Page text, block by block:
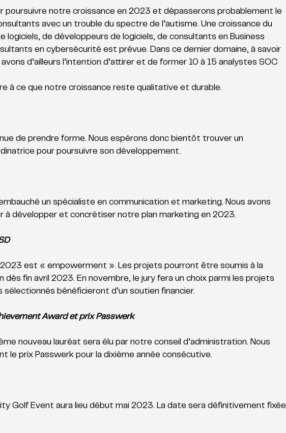
poursuivre notre croissance en 2023 et dépasserons probablement le
avec un trouble du spectre de l’autisme. Une croissance du
logiciels, de développeurs de logiciels, de consultants en Business
en cybersécurité est prévue. Dans ce dernier domaine, à savoir
d’ailleurs l’intention d’attirer et de former 10 à 15 analystes SOC
à ce que notre croissance reste qualitative et durable.
de prendre forme. Nous espérons donc bientôt trouver un
pour poursuivre son développement.
un spécialiste en communication et marketing. Nous avons
à développer et concrétiser notre plan marketing en 2023.
2023 est « empowerment ». Les projets pourront être soumis à la
dès fin avril 2023. En novembre, le jury fera un choix parmi les projets
bénéficieront d’un soutien financier.
Award et prix Passwerk
nouveau lauréat sera élu par notre conseil d’administration. Nous
le prix Passwerk pour la dixième année consécutive.
Golf Event aura lieu début mai 2023. La date sera définitivement fixée